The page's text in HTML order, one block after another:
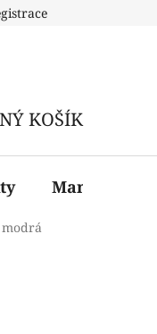
KOŠÍK
Manažerské